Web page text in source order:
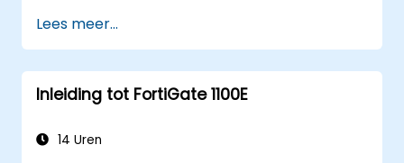
Het automatiseren van taken en het
beheren van beleidsregels via
FortiManager.
Het toepassen van preventieve
van netwerkproblemen.
Lees meer...
Inleiding tot FortiGate 1100E
14 Uren